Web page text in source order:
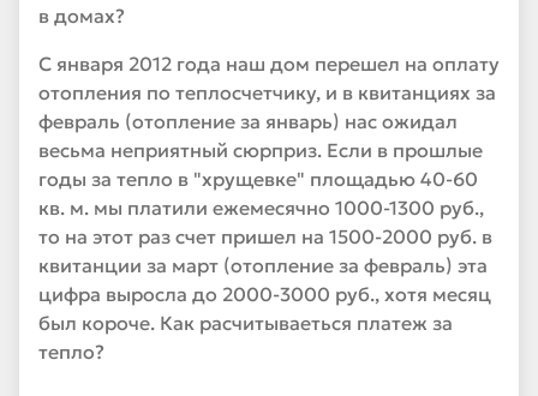
в домах?
С января 2012 года наш дом перешел на оплату
отопления по теплосчетчику, и в квитанциях за
февраль (отопление за январь) нас ожидал
весьма неприятный сюрприз. Если в прошлые
годы за тепло в "хрущевке" площадью 40-60
кв. м. мы платили ежемесячно 1000-1300 руб.,
то на этот раз счет пришел на 1500-2000 руб. в
квитанции за март (отопление за февраль) эта
цифра выросла до 2000-3000 руб., хотя месяц
был короче. Как расчитываеться платеж за
тепло?